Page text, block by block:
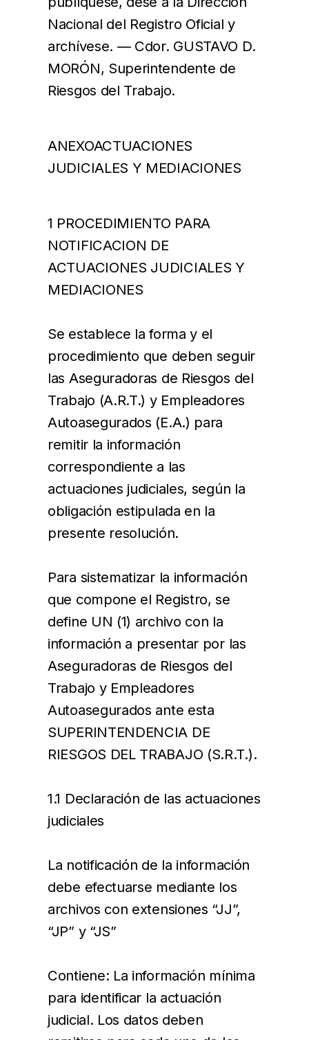
Nacional del Registro Oficial y
archívese. — Cdor. GUSTAVO D.
MORÓN, Superintendente de
Riesgos del Trabajo.
ANEXOACTUACIONES
JUDICIALES Y MEDIACIONES
1 PROCEDIMIENTO PARA
NOTIFICACION DE
ACTUACIONES JUDICIALES Y
MEDIACIONES
Se establece la forma y el
procedimiento que deben seguir
las Aseguradoras de Riesgos del
Trabajo (A.R.T.) y Empleadores
Autoasegurados (E.A.) para
remitir la información
correspondiente a las
actuaciones judiciales, según la
obligación estipulada en la
presente resolución.
Para sistematizar la información
que compone el Registro, se
define UN (1) archivo con la
información a presentar por las
Aseguradoras de Riesgos del
Trabajo y Empleadores
Autoasegurados ante esta
SUPERINTENDENCIA DE
RIESGOS DEL TRABAJO (S.R.T.).
1.1 Declaración de las actuaciones
judiciales
La notificación de la información
debe efectuarse mediante los
archivos con extensiones “JJ”,
“JP” y “JS”
Contiene: La información mínima
para identificar la actuación
judicial. Los datos deben